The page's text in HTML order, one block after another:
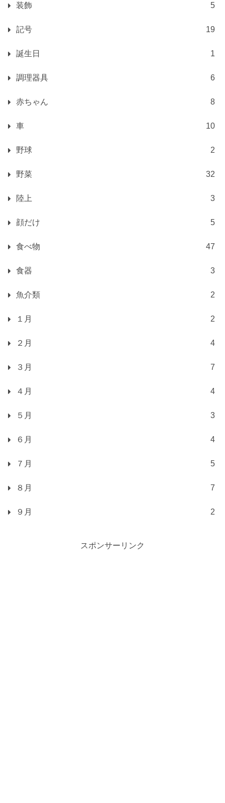
装飾 5
記号 19
誕生日 1
調理器具 6
赤ちゃん 8
車 10
野球 2
野菜 32
陸上 3
顔だけ 5
食べ物 47
食器 3
魚介類 2
１月 2
２月 4
３月 7
４月 4
５月 3
６月 4
７月 5
８月 7
９月 2
スポンサーリンク